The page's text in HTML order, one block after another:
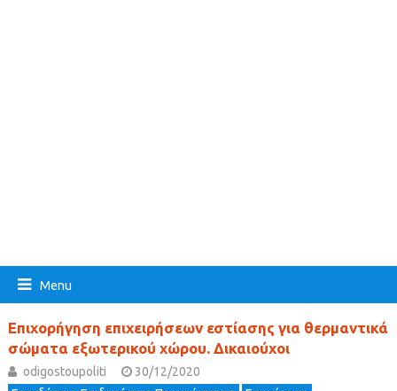
Menu
Επιχορήγηση επιχειρήσεων εστίασης για θερμαντικά
σώματα εξωτερικού χώρου. Δικαιούχοι
odigostoupoliti
30/12/2020